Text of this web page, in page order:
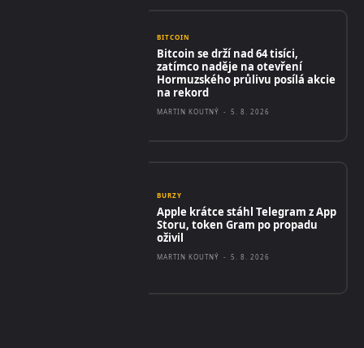
BITCOIN
Bitcoin se drží nad 64 tisíci,
zatímco naděje na otevření
Hormuzského průlivu posílá akcie
na rekord
MARTIN KOUTNÝ - 5. 8. 2026
BURZY
Apple krátce stáhl Telegram z App
Storu, token Gram po propadu
oživil
MARTIN KOUTNÝ - 5. 8. 2026